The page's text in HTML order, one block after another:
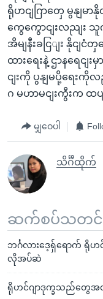
ရိုဟငျဂြာတှေ မွနျမ
ကွေကွောငျးလညျး
အိမျနီးခငြျး နိုငျ
ထားရေးနဲ့ ဌာနရေငျ
ငျးကို ပွနျမပို့ရေးကို
ဂ မဟာမငျးကွီးက ထပ
မျှဝေပါ
သိင်္ဂီထိုက်
ဆက်စပ်သတင်းမ
ဘင်္ဂလားဒေ့ရှ်ရောက် ရို
လိုအပ်ဆဲ
ရိုဟင်ဂျာဒုက္ခသည်တွေ